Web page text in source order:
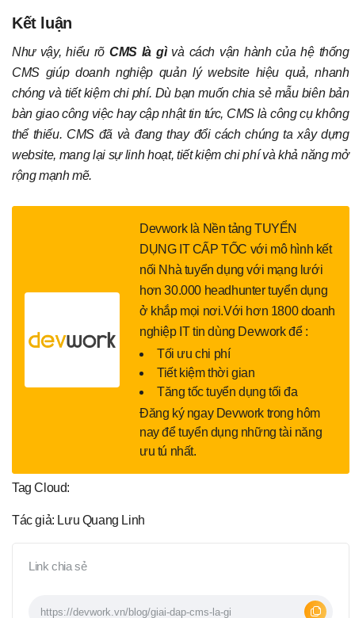
Kết luận
Như vậy, hiểu rõCMS là gì và cách vận hành của hệ thống
CMS giúp doanh nghiệp quản lý website hiệu quả, nhanh
chóng và tiết kiệm chi phí. Dù bạn muốn chia sẻ mẫu biên bản
bàn giao công việc hay cập nhật tin tức, CMS là công cụ không
thể thiếu. CMS đã và đang thay đổi cách chúng ta xây dựng
website, mang lại sự linh hoạt, tiết kiệm chi phí và khả năng mở
rộng mạnh mẽ.
Devwork là Nền tảng TUYỂN
DỤNG IT CẤP TỐC với mô hình kết
nối Nhà tuyển dụng với mạng lưới
hơn 30.000 headhunter tuyển dụng
ở khắp mọi nơi.Với hơn 1800 doanh
nghiệp IT tin dùng Devwork để :
Tối ưu chi phí
Tiết kiệm thời gian
Tăng tốc tuyển dụng tối đa
Đăng ký ngay Devwork trong hôm
nay để tuyển dụng những tài năng
ưu tú nhất.
Tag Cloud:
Tác giả: Lưu Quang Linh
Link chia sẻ